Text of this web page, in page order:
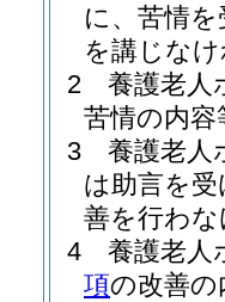
に、苦情
を講じな
2
養護老人
苦情の内
3
養護老人
は助言を
善を行わ
4
養護老人
項の改善